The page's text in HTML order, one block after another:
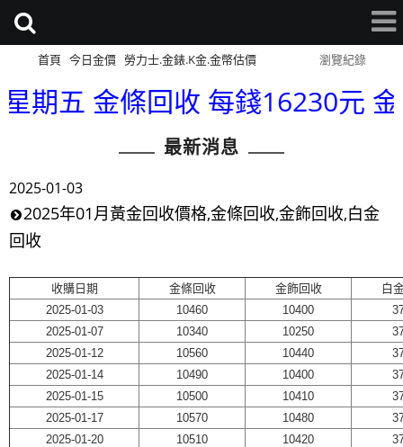
首頁 今日金價 勞力士.金錶.K金.金幣估價 瀏覽紀錄
期五 金條回收 每錢16230元
最新消息
2025-01-03
2025年01月黃金回收價格,金條回收,金飾回收,白金
回收
收購日期 金條回收 金飾回收
白
2025-01-03
10460 10400
2025-01-07
10340 10250
2025-01-12
10560 10440
2025-01-14
10490 10400
2025-01-15
10500 10410
2025-01-17
10570 10480
2025-01-20
10510 10420